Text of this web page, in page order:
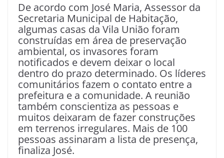
De acordo com José Maria, Assessor da
Secretaria Municipal de Habitação,
algumas casas da Vila União foram
construídas em área de preservação
ambiental, os invasores foram
notificados e devem deixar o local
dentro do prazo determinado. Os líderes
comunitários fazem o contato entre a
prefeitura e a comunidade. A reunião
também conscientiza as pessoas e
muitos deixaram de fazer construções
em terrenos irregulares. Mais de 100
pessoas assinaram a lista de presença,
finaliza José.